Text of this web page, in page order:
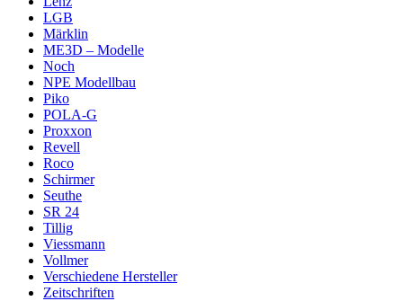
LGB
Märklin
ME3D – Modelle
Noch
NPE Modellbau
Piko
POLA-G
Proxxon
Revell
Roco
Schirmer
Seuthe
SR 24
Tillig
Viessmann
Vollmer
Verschiedene Hersteller
Zeitschriften